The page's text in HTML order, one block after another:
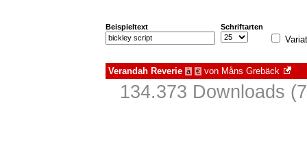
Beispieltext Schriftarten
Verandah Reverie à € von Måns Grebäck
134.373 Downloads